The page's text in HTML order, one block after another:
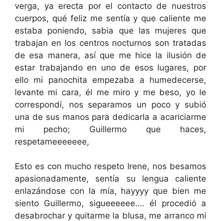
verga, ya erecta por el contacto de nuestros
cuerpos, qué feliz me sentía y que caliente me
estaba poniendo, sabia que las mujeres que
trabajan en los centros nocturnos son tratadas
de esa manera, así que me hice la ilusión de
estar trabajando en uno de esos lugares, por
ello mi panochita empezaba a humedecerse,
levante mi cara, él me miro y me beso, yo le
correspondí, nos separamos un poco y subió
una de sus manos para dedicarla a acariciarme
mi pecho; Guillermo que haces,
respetameeeeeee,
Esto es con mucho respeto Irene, nos besamos
apasionadamente, sentía su lengua caliente
enlazándose con la mía, hayyyy que bien me
siento Guillermo, sigueeeeee…. él procedió a
desabrochar y quitarme la blusa, me arranco mi